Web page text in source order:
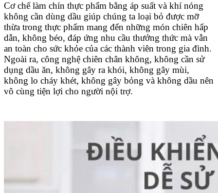
Cơ chế làm chín thực phẩm bằng áp suất và khí nóng
không cần dùng dầu giúp chúng ta loại bỏ được mỡ
thừa trong thực phẩm mang đến những món chiên hấp
dẫn, không béo, đáp ứng nhu cầu thưởng thức mà vẫn
an toàn cho sức khỏe của các thành viên trong gia đình.
Ngoài ra, công nghệ chiên chân không, không cần sử
dụng dầu ăn, không gây ra khói, không gây mùi,
không lo cháy khét, không gây bỏng và không dầu nên
vô cùng tiện lợi cho người nội trợ.